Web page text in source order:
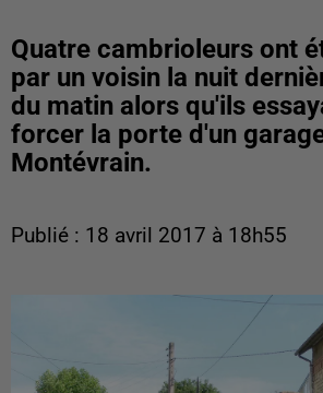
Quatre cambrioleurs ont
par un voisin la nuit
du matin alors qu'ils
forcer la porte d'un
Montévrain.
Publié : 18 avril 2017 à 18h55